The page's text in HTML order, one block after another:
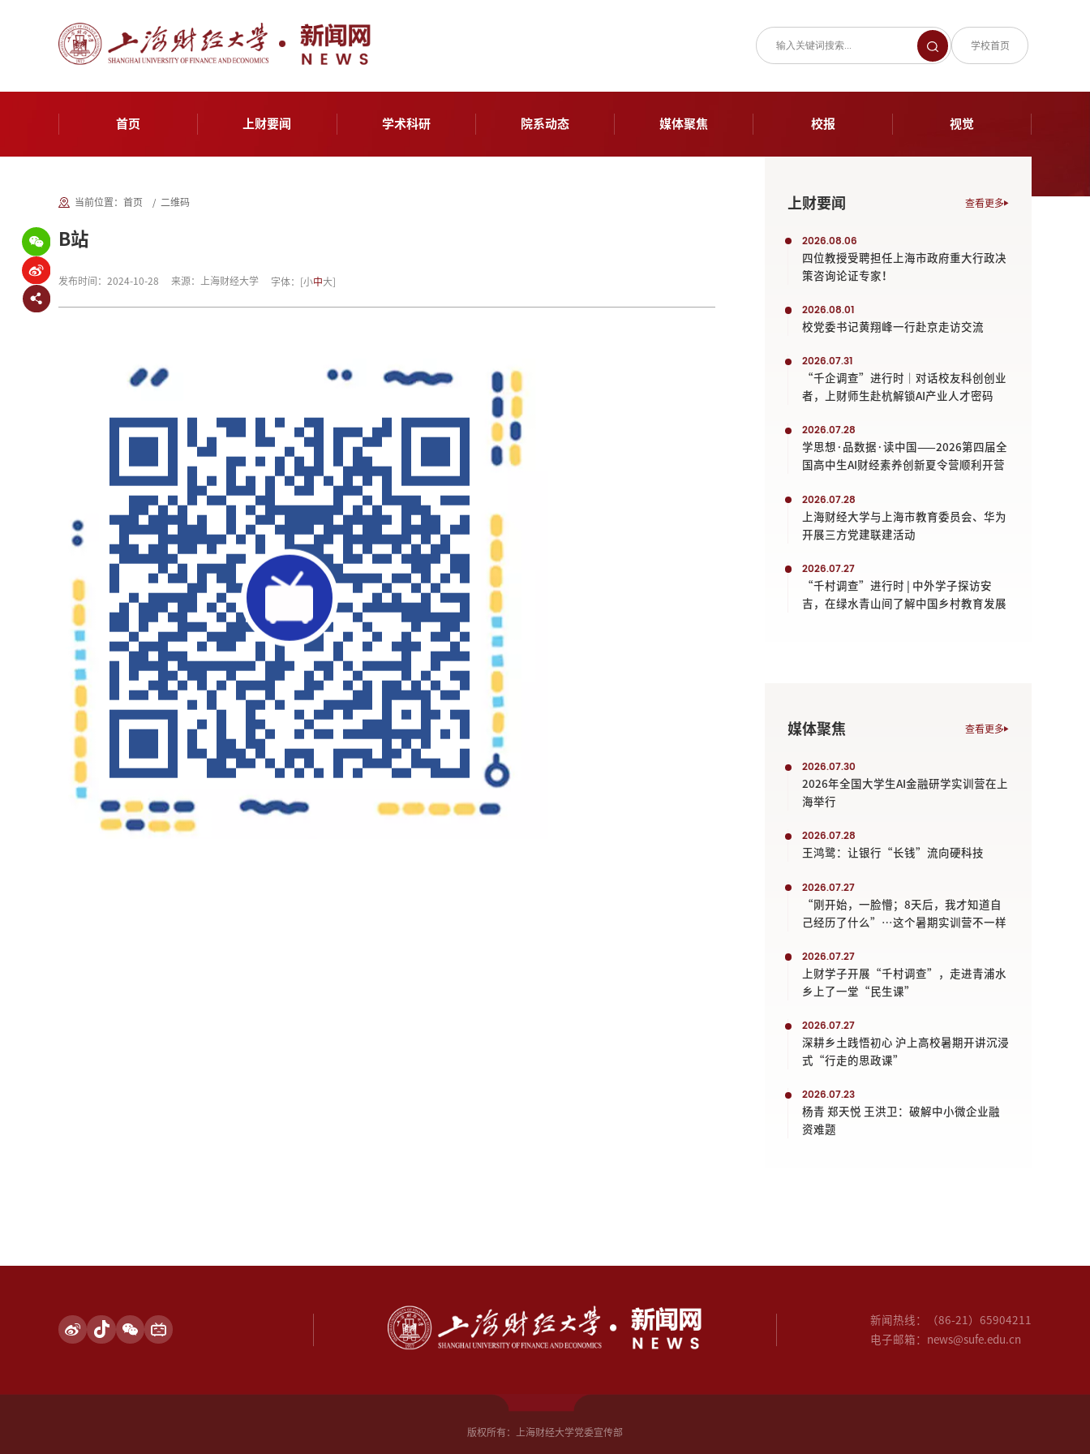
学校首页
首页 上财要闻 学术科研 院系动态 媒体聚焦 校报 视觉
当前位置：首页 二维码
B站
发布时间：2024-10-28 来源：上海财经大学 字体： 小中大
上财要闻 查看更多
2026.08.06
四位教授受聘担任上海市政府重大行政决
策咨询论证专家！
2026.08.01
校党委书记黄翔峰一行赴京走访交流
2026.07.31
“千企调查”进行时｜对话校友科创创业
者，上财师生赴杭解锁AI产业人才密码
2026.07.28
学思想·品数据·读中国——2026第四届全
国高中生AI财经素养创新夏令营顺利开营
2026.07.28
上海财经大学与上海市教育委员会、华为
开展三方党建联建活动
2026.07.27
“千村调查”进行时 | 中外学子探访安
吉，在绿水青山间了解中国乡村教育发展
媒体聚焦 查看更多
2026.07.30
2026年全国大学生AI金融研学实训营在上
海举行
2026.07.28
王鸿鹭：让银行“长钱”流向硬科技
2026.07.27
“刚开始，一脸懵；8天后，我才知道自
己经历了什么”…这个暑期实训营不一样
2026.07.27
上财学子开展“千村调查”，走进青浦水
乡上了一堂“民生课”
2026.07.27
深耕乡土践悟初心 沪上高校暑期开讲沉浸
式“行走的思政课”
2026.07.23
杨青 郑天悦 王洪卫：破解中小微企业融
资难题
新闻热线：（86-21）65904211
电子邮箱：news@sufe.edu.cn
版权所有：上海财经大学党委宣传部